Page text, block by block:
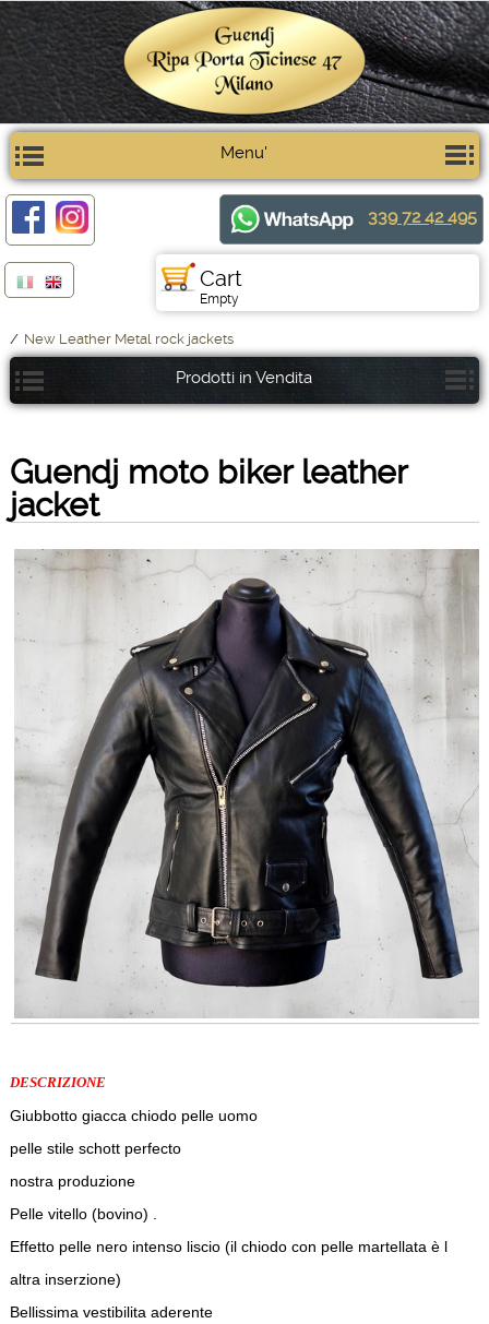
Menu'
339 72 42 495
Cart
Empty
/ New Leather Metal rock jackets
Prodotti in Vendita
Guendj moto biker leather
jacket
DESCRIZIONE
Giubbotto giacca chiodo pelle uomo
pelle stile schott perfecto
nostra produzione
Pelle vitello (bovino) .
Effetto pelle nero intenso liscio (il chiodo con pelle martellata è l
altra inserzione)
Bellissima vestibilita aderente